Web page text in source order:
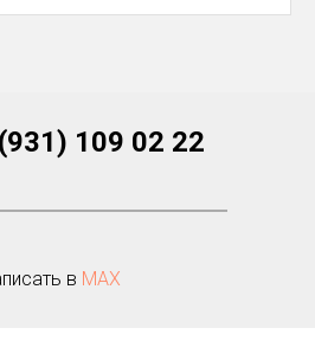
109 02 22
в МАХ